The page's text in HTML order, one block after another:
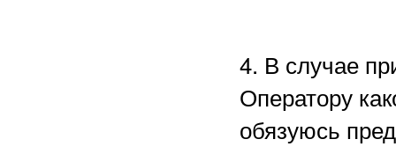
4. В случае
Оператору
обязуюсь